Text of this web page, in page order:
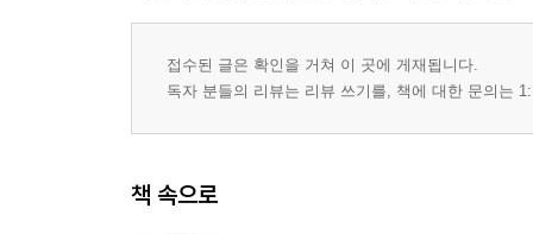
접수된 글은 확인을 거쳐 이 곳에 게재됩니다.
독자 분들의 리뷰는 리뷰 쓰기를, 책에 대한 문의는
책 속으로